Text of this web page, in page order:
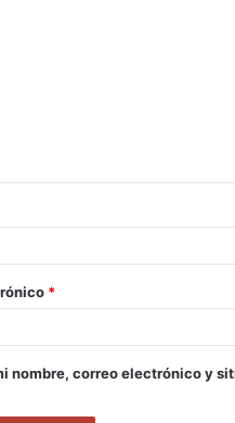
*
nombre, correo electrónico y